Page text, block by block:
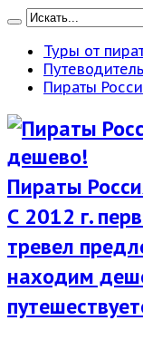
Туры от
Пираты
Пираты
С 2012 г.
тревел
находим